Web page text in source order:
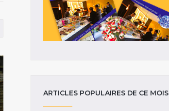
ARTICLES POPULAIRES DE CE MOIS